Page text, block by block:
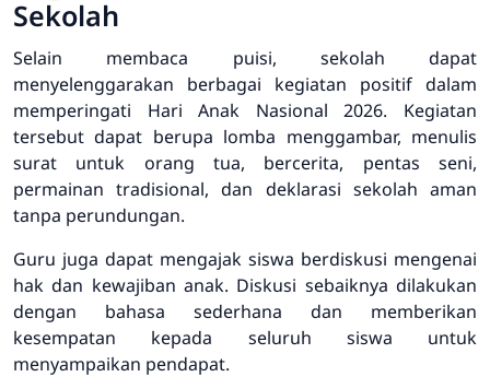
Sekolah
Selain membaca puisi, sekolah dapat
menyelenggarakan berbagai kegiatan positif dalam
memperingati Hari Anak Nasional 2026. Kegiatan
tersebut dapat berupa lomba menggambar, menulis
surat untuk orang tua, bercerita, pentas seni,
permainan tradisional, dan deklarasi sekolah aman
tanpa perundungan.
Guru juga dapat mengajak siswa berdiskusi mengenai
hak dan kewajiban anak. Diskusi sebaiknya dilakukan
dengan bahasa sederhana dan memberikan
kesempatan kepada seluruh siswa untuk
menyampaikan pendapat.